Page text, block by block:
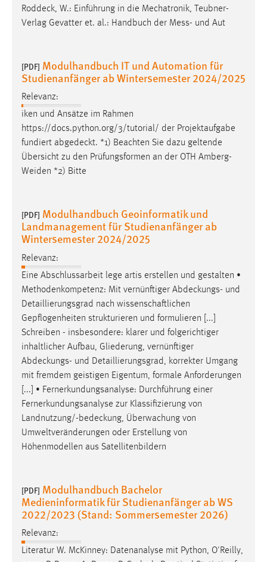
Roddeck, W.: Einführung in die Mechatronik, Teubner-
Verlag Gevatter et. al.: Handbuch der Mess- und Aut
[PDF] Modulhandbuch IT und Automation für
Studienanfänger ab Wintersemester 2024/2025
Relevanz:
iken und Ansätze im Rahmen
https://docs.python.org/3/tutorial/ der Projektaufgabe
fundiert abgedeckt. *1) Beachten Sie dazu geltende
Übersicht zu den Prüfungsformen an der OTH Amberg-
Weiden *2) Bitte
[PDF] Modulhandbuch Geoinformatik und
Landmanagement für Studienanfänger ab
Wintersemester 2024/2025
Relevanz:
Eine Abschlussarbeit lege artis erstellen und gestalten •
Methodenkompetenz: Mit vernünftiger Abdeckungs- und
Detaillierungsgrad nach wissenschaftlichen
Gepflogenheiten strukturieren und formulieren [...]
Schreiben - insbesondere: klarer und folgerichtiger
inhaltlicher Aufbau, Gliederung, vernünftiger
Abdeckungs- und Detaillierungsgrad, korrekter Umgang
mit fremdem geistigen Eigentum, formale Anforderungen
[...] • Fernerkundungsanalyse: Durchführung einer
Fernerkundungsanalyse zur Klassifizierung von
Landnutzung/-bedeckung, Überwachung von
Umweltveränderungen oder Erstellung von
Höhenmodellen aus Satellitenbildern
[PDF] Modulhandbuch Bachelor
Medieninformatik für Studienanfänger ab WS
2022/2023 (Stand: Sommersemester 2026)
Relevanz:
Literatur W. McKinney: Datenanalyse mit Python, O'Reilly,